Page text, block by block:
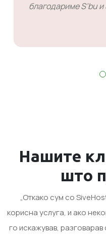
благодариме
Нашите
што
„Откако сум со
корисна услуга, и ако
го искажував,